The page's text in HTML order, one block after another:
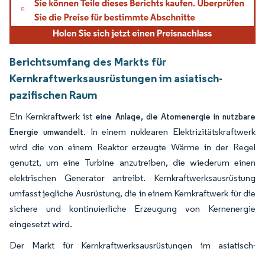
Berichtsumfang des Markts für
Kernkraftwerksausrüstungen im asiatisch-
pazifischen Raum
Ein Kernkraftwerk ist eine Anlage, die Atomenergie in nutzbare
Energie umwandelt. In einem nuklearen Elektrizitätskraftwerk
wird die von einem Reaktor erzeugte Wärme in der Regel
genutzt, um eine Turbine anzutreiben, die wiederum einen
elektrischen Generator antreibt. Kernkraftwerksausrüstung
umfasst jegliche Ausrüstung, die in einem Kernkraftwerk für die
sichere und kontinuierliche Erzeugung von Kernenergie
eingesetzt wird.
Der Markt für Kernkraftwerksausrüstungen im asiatisch-